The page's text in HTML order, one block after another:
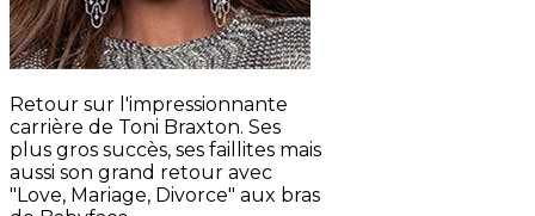
Retour sur l'impressionnante
carrière de Toni Braxton. Ses
plus gros succès, ses faillites mais
aussi son grand retour avec
"Love, Mariage, Divorce" aux bras